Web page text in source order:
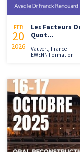
FEB
20
2026
Les Facteurs
Quot...
Vauvert, France
EWENN Formation